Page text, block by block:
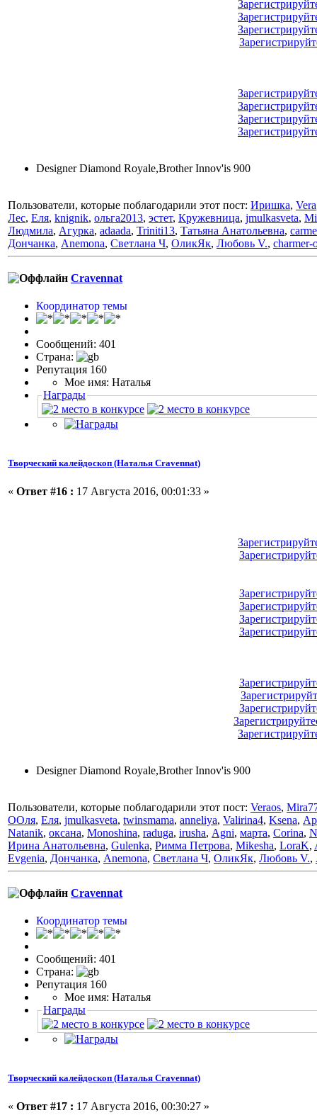
Designer Diamond Royale,Brother Innov'is 900
Пользователи, которые поблагодарили этот пост: Иришка, Vera
Лес, Еля, knignik, ольга2013, эстет, Кружевница, jmulkasveta,
Людмила, Агурка, adaada, Triniti13, Татьяна Анатольевна,
Дончанка, Anemona, Светлана Ч, ОликЯк, Любовь V., charmer-
Cravennat
Координатор темы
Сообщений: 401
Страна:
Репутация 160
Мое имя: Наталья
Награды
Творческий калейдоскоп (Наталья Cravennat)
« Ответ #16 : 17 Августа 2016, 00:01:33 »
Designer Diamond Royale,Brother Innov'is 900
Пользователи, которые поблагодарили этот пост: Veraos,
ООля, Еля, jmulkasveta, twinsmama, anneliya, Valirina4, Ksena,
Natanik, оксана, Monoshina, raduga, irusha, Аgni, марта, Corina,
Ирина Анатольевна, Gulenka, Римма Петрова, Mikesha, LoraK,
Evgenia, Дончанка, Anemona, Светлана Ч, ОликЯк, Любовь V.,
Cravennat
Координатор темы
Сообщений: 401
Страна:
Репутация 160
Мое имя: Наталья
Награды
Творческий калейдоскоп (Наталья Cravennat)
« Ответ #17 : 17 Августа 2016, 00:30:27 »